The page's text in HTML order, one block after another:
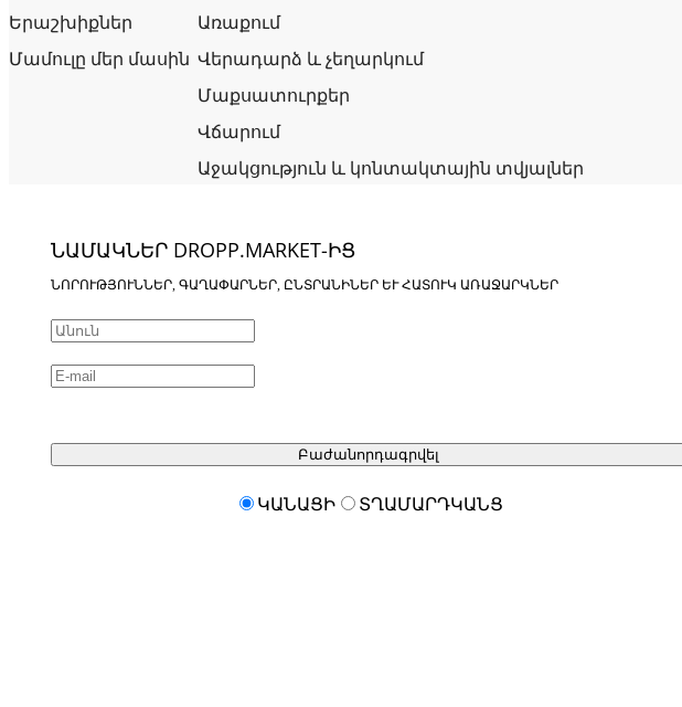
Երաշխիքներ
Մամուլը մեր մասին
Առաքում
Վերադարձ և չեղարկում
Մաքսատուրքեր
Վճարում
Աջակցություն և կոնտակտային տվյալներ
ՆԱՄԱԿՆԵՐ DROPP.MARKET-ԻՑ
ՆՈՐՈՒԹՅՈՒՆՆԵՐ, ԳԱՂԱՓԱՐՆԵՐ, ԸՆՏՐԱՆԻՆԵՐ ԵՒ ՀԱՏՈՒԿ ԱՌԱՋԱՐԿՆԵՐ
Բաժանորդագրվել
ԿԱՆԱՑԻ ՏՂԱՄԱՐԴԿԱՆՑ